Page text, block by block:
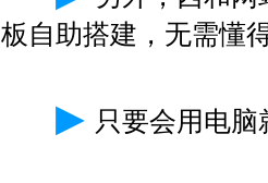
板自助搭建，无需懂
▶ 只要会用电